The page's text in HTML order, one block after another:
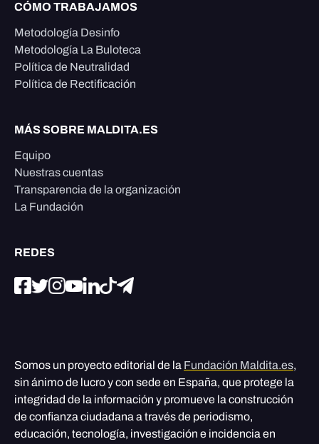
CÓMO TRABAJAMOS
Metodología Desinfo
Metodología La Buloteca
Política de Neutralidad
Política de Rectificación
MÁS SOBRE MALDITA.ES
Equipo
Nuestras cuentas
Transparencia de la organización
La Fundación
REDES
Somos un proyecto editorial de la Fundación Maldita.es,
sin ánimo de lucro y con sede en España, que protege la
integridad de la información y promueve la construcción
de confianza ciudadana a través de periodismo,
educación, tecnología, investigación e incidencia en